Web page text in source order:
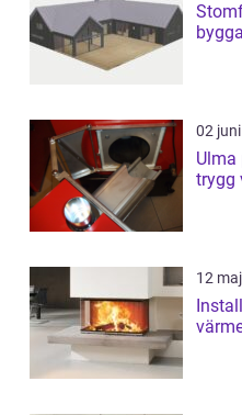
02
Ulma
trygg
12